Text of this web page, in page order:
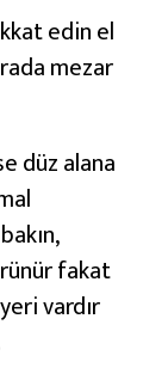
edin el
mezar
düz alana
fakat
vardır